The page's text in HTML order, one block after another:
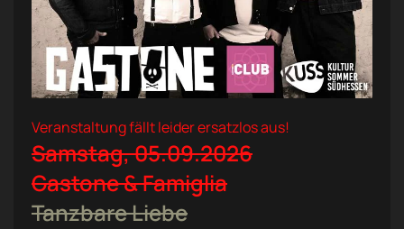
Veranstaltung fällt leider ersatzlos aus!
Samstag, 05.09.2026
Gastone & Famiglia
Tanzbare Liebe